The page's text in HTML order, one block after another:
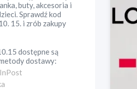
buty, akcesoria i
Sprawdź kod
15. i zrób zakupy
dostępne są
dostawy: